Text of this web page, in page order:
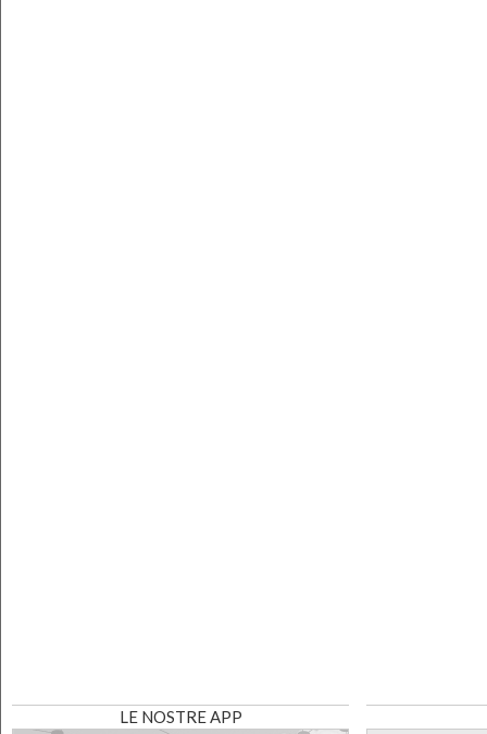
LE NOSTRE APP